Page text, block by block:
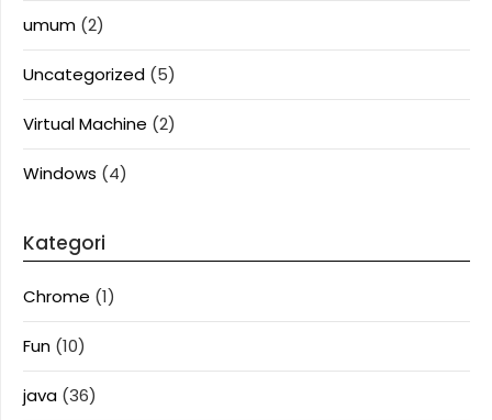
umum (2)
Uncategorized (5)
Virtual Machine (2)
Windows (4)
Kategori
Chrome (1)
Fun (10)
java (36)